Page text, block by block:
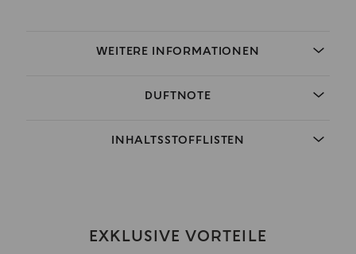
WEITERE INFORMATIONEN
DUFTNOTE
INHALTSSTOFFLISTEN
EXKLUSIVE VORTEILE